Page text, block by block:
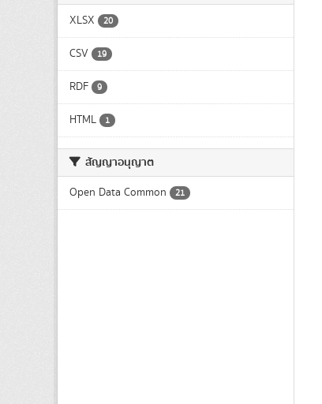
XLSX 20
CSV 19
RDF 9
HTML 1
สัญญาอนุญาต
Open Data Common 21